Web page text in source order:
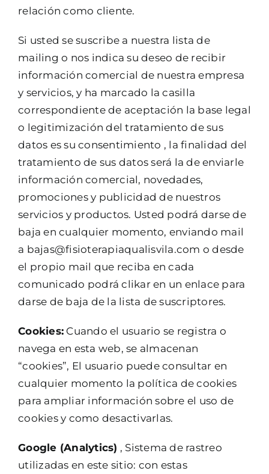
relación como cliente.
Si usted se suscribe a nuestra lista de
mailing o nos indica su deseo de recibir
información comercial de nuestra empresa
y servicios, y ha marcado la casilla
correspondiente de aceptación la base legal
o legitimización del tratamiento de sus
datos es su consentimiento , la finalidad del
tratamiento de sus datos será la de enviarle
información comercial, novedades,
promociones y publicidad de nuestros
servicios y productos. Usted podrá darse de
baja en cualquier momento, enviando mail
a bajas@fisioterapiaqualisvila.com o desde
el propio mail que reciba en cada
comunicado podrá clikar en un enlace para
darse de baja de la lista de suscriptores.
Cookies: Cuando el usuario se registra o
navega en esta web, se almacenan
“cookies”, El usuario puede consultar en
cualquier momento la política de cookies
para ampliar información sobre el uso de
cookies y como desactivarlas.
Google (Analytics) , Sistema de rastreo
utilizadas en este sitio: con estas